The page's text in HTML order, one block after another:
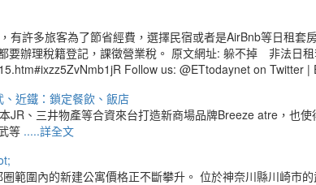
有許多旅客為了節省經費，選擇民宿或者是AirBnb等日租
要辦理稅籍登記，課徵營業稅。 原文網址: 躲不掉 非法
Follow us: @ETtodaynet on Twitter
近鐵：鎖定餐飲、飯店
JR、三井物產等合資來台打造新商場品牌Breeze atre，也
等 .....詳全文
圈範圍內的新建公寓價格正不斷攀升。 位於神奈川縣川崎